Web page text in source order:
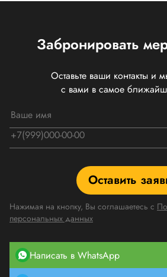
Забронировать
Оставьте ваши контакты и
с вами в самое
Оставить
Нажимая на кнопку, Вы соглашаетесь с
персональных данных
Написать в WhatsApp